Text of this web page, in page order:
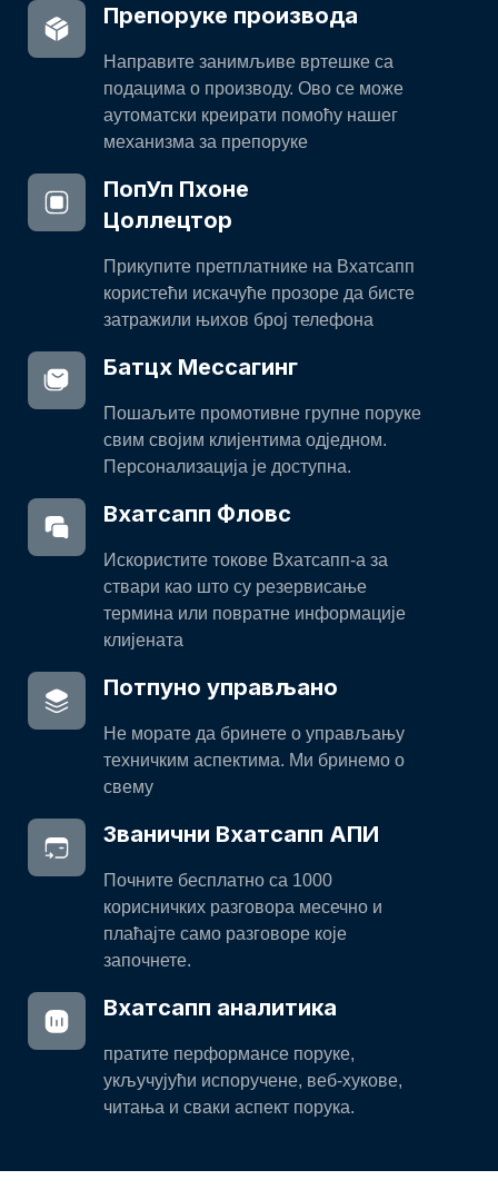
Препоруке производа
Направите занимљиве вртешке са
подацима о производу. Ово се може
аутоматски креирати помоћу нашег
механизма за препоруке
ПопУп Пхоне
Цоллецтор
Прикупите претплатнике на Вхатсапп
користећи искачуће прозоре да бисте
затражили њихов број телефона
Батцх Мессагинг
Пошаљите промотивне групне поруке
свим својим клијентима одједном.
Персонализација је доступна.
Вхатсапп Фловс
Искористите токове Вхатсапп-а за
ствари као што су резервисање
термина или повратне информације
клијената
Потпуно управљано
Не морате да бринете о управљању
техничким аспектима. Ми бринемо о
свему
Званични Вхатсапп АПИ
Почните бесплатно са 1000
корисничких разговора месечно и
плаћајте само разговоре које
започнете.
Вхатсапп аналитика
пратите перформансе поруке,
укључујући испоручене, веб-хукове,
читања и сваки аспект порука.